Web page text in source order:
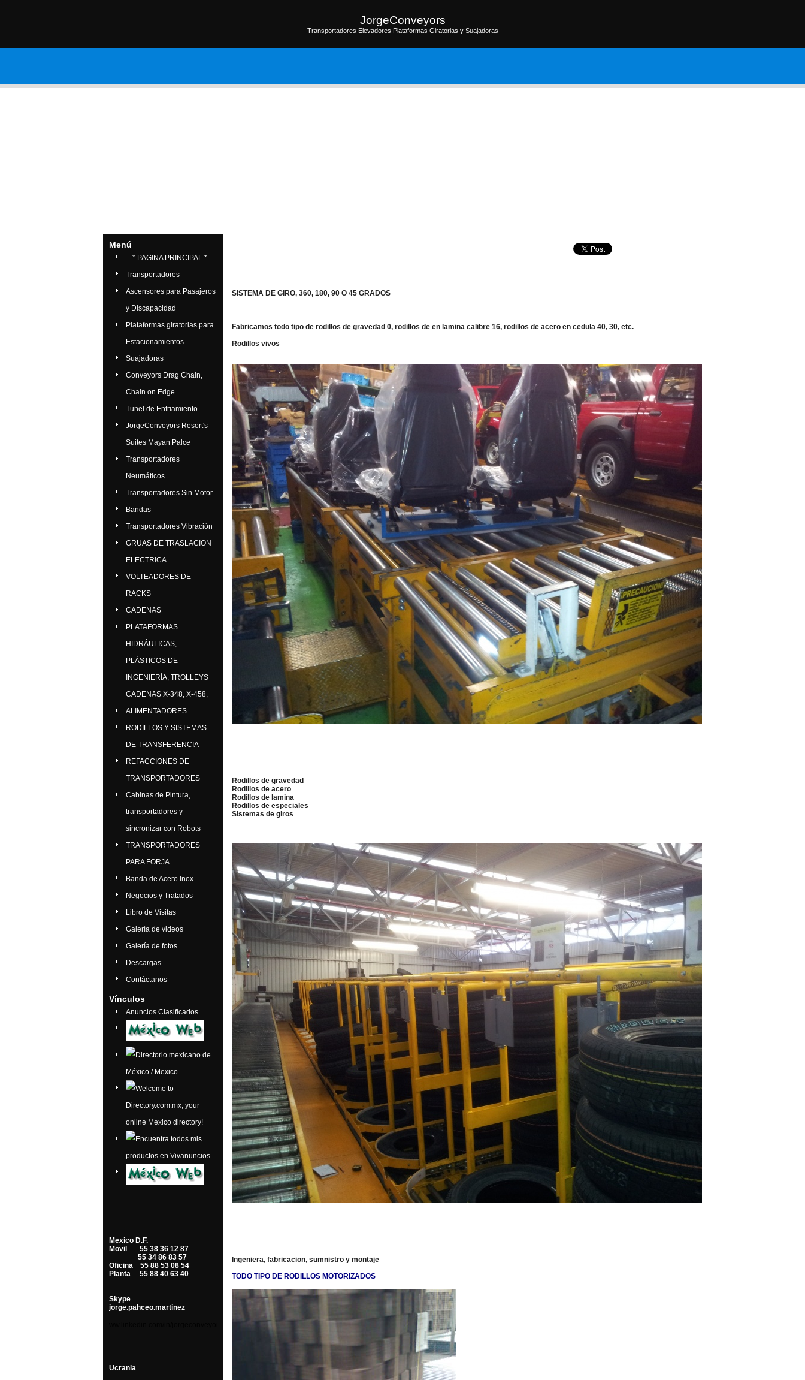
JorgeConveyors
Transportadores Elevadores Plataformas Giratorias y Suajadoras
Menú
-- * PAGINA PRINCIPAL * --
Transportadores
Ascensores para Pasajeros
y Discapacidad
Plataformas giratorias para
Estacionamientos
Suajadoras
Conveyors Drag Chain,
Chain on Edge
Tunel de Enfriamiento
JorgeConveyors Resort's
Suites Mayan Palce
Transportadores
Neumáticos
Transportadores Sin Motor
Bandas
Transportadores Vibración
GRUAS DE TRASLACION
ELECTRICA
VOLTEADORES DE
RACKS
CADENAS
PLATAFORMAS
HIDRÁULICAS,
PLÁSTICOS DE
INGENIERÍA, TROLLEYS
CADENAS X-348, X-458,
ALIMENTADORES
RODILLOS Y SISTEMAS
DE TRANSFERENCIA
REFACCIONES DE
TRANSPORTADORES
Cabinas de Pintura,
transportadores y
sincronizar con Robots
TRANSPORTADORES
PARA FORJA
Banda de Acero Inox
Negocios y Tratados
Libro de Visitas
Galería de videos
Galería de fotos
Descargas
Contáctanos
Vínculos
Anuncios Clasificados
Mexico D.F.
Movil 55 38 36 12 87
55 34 86 83 57
Oficina 55 88 53 08 54
Planta 55 88 40 63 40
Skype
jorge.pahceo.martinez
Ucrania
SISTEMA DE GIRO, 360, 180, 90 O 45 GRADOS
Fabricamos todo tipo de rodillos de gravedad 0, rodillos de en lamina calibre 16, rodillos de acero en cedula 40, 30, etc.
Rodillos vivos
Rodillos de gravedad
Rodillos de acero
Rodillos de lamina
Rodillos de especiales
Sistemas de giros
Ingeniera, fabricacion, sumnistro y montaje
TODO TIPO DE RODILLOS MOTORIZADOS